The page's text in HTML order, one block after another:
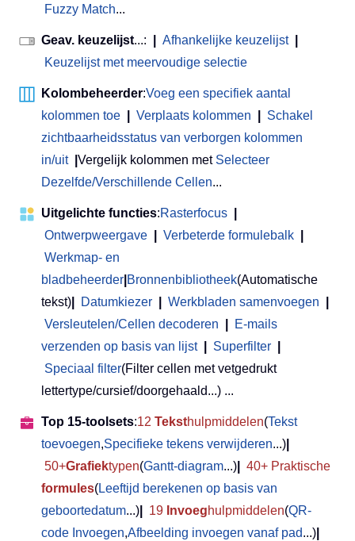
Fuzzy Match...
Geav. keuzelijst...: Afhankelijke keuzelijst
Keuzelijst met meervoudige selectie
Kolombeheerder:Voeg een specifiek aantal
kolommen toe
Verplaats kolommen
Schakel
zichtbaarheidsstatus van verborgen kolommen
in/uit
Vergelijk kolommen met Selecteer
Dezelfde/Verschillende Cellen...
Uitgelichte functies:Rasterfocus
Ontwerpweergave
Verbeterde formulebalk
Werkmap- en
bladbeheerder Bronnenbibliotheek(Automatische
tekst)
Datumkiezer Werkbladen samenvoegen
Versleutelen/Cellen decoderen
E-mails
verzenden op basis van lijst
Superfilter
Speciaal filter(Filter cellen met vetgedrukt
lettertype/cursief/doorgehaald...) ...
Top 15-toolsets:12 Teksthulpmiddelen(Tekst
toevoegen,Specifieke tekens verwijderen...)
50+Grafiektypen(Gantt-diagram...)
40+ Praktische
formules(Leeftijd berekenen op basis van
geboortedatum...) 19 Invoeghulpmiddelen(QR-
code Invoegen,Afbeelding invoegen vanaf pad...)